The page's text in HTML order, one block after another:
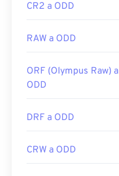
CR2 a ODD
RAW a ODD
ORF (Olympus Raw) a
ODD
DRF a ODD
CRW a ODD